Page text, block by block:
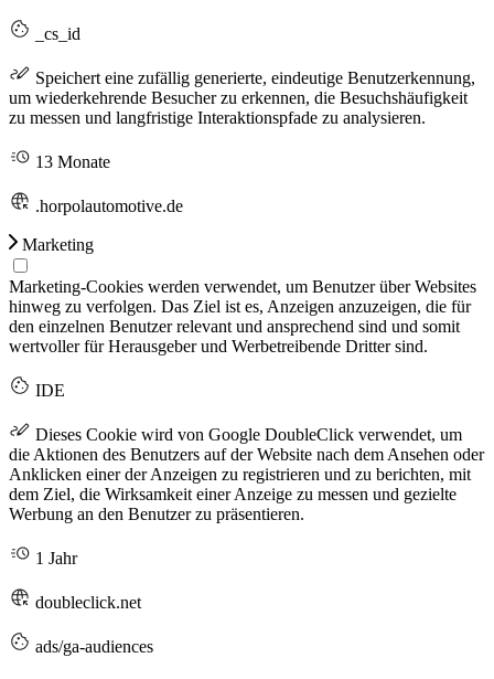
_cs_id
Speichert eine zufällig generierte, eindeutige Benutzerkennung,
um wiederkehrende Besucher zu erkennen, die Besuchshäufigkeit
zu messen und langfristige Interaktionspfade zu analysieren.
13 Monate
.horpolautomotive.de
Marketing
Marketing-Cookies werden verwendet, um Benutzer über Websites
hinweg zu verfolgen. Das Ziel ist es, Anzeigen anzuzeigen, die für
den einzelnen Benutzer relevant und ansprechend sind und somit
wertvoller für Herausgeber und Werbetreibende Dritter sind.
IDE
Dieses Cookie wird von Google DoubleClick verwendet, um
die Aktionen des Benutzers auf der Website nach dem Ansehen oder
Anklicken einer der Anzeigen zu registrieren und zu berichten, mit
dem Ziel, die Wirksamkeit einer Anzeige zu messen und gezielte
Werbung an den Benutzer zu präsentieren.
1 Jahr
doubleclick.net
ads/ga-audiences